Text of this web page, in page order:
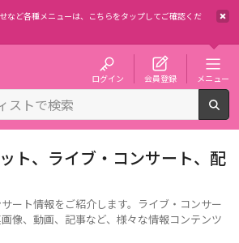
など各種メニューは、
こちらをタップしてご確認くだ
ログイン 会員登録 メニュー
ト、ライブ・コンサート、配
ート情報をご紹介します。ライブ・コンサー
像、動画、記事など、様々な情報コンテンツ